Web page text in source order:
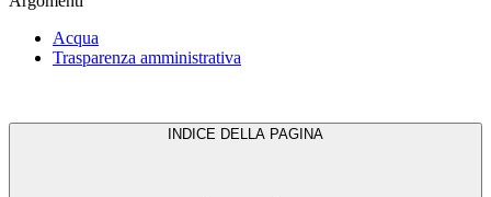
Acqua
Trasparenza amministrativa
INDICE DELLA PAGINA